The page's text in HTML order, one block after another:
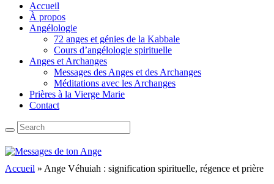
Accueil
À propos
Angélologie
72 anges et génies de la Kabbale
Cours d’angélologie spirituelle
Anges et Archanges
Messages des Anges et des Archanges
Méditations avec les Archanges
Prières à la Vierge Marie
Contact
Accueil » Ange Véhuiah : signification spirituelle, régence et prière